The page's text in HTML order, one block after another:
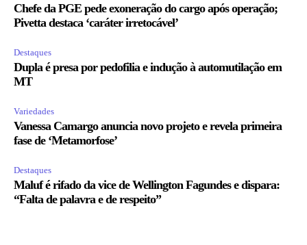
Chefe da PGE pede exoneração do cargo após operação;
Pivetta destaca ‘caráter irretocável’
Destaques
Dupla é presa por pedofilia e indução à automutilação em
MT
Variedades
Vanessa Camargo anuncia novo projeto e revela primeira
fase de ‘Metamorfose’
Destaques
Maluf é rifado da vice de Wellington Fagundes e dispara:
“Falta de palavra e de respeito”